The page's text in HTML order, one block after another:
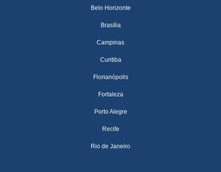
Belo Horizonte
Brasília
Campinas
Curitiba
Florianópolis
Fortaleza
Porto Alegre
Recife
Rio de Janeiro